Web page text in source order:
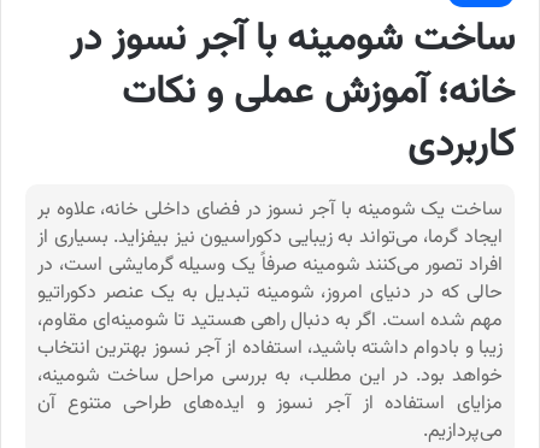
ساخت شومینه با آجر نسوز در
خانه؛ آموزش عملی و نکات
کاربردی
ساخت یک شومینه با آجر نسوز در فضای داخلی خانه، علاوه بر
ایجاد گرما، می‌تواند به زیبایی دکوراسیون نیز بیفزاید. بسیاری از
افراد تصور می‌کنند شومینه صرفاً یک وسیله گرمایشی است، در
حالی که در دنیای امروز، شومینه تبدیل به یک عنصر دکوراتیو
مهم شده است. اگر به دنبال راهی هستید تا شومینه‌ای مقاوم،
زیبا و بادوام داشته باشید، استفاده از آجر نسوز بهترین انتخاب
خواهد بود. در این مطلب، به بررسی مراحل ساخت شومینه،
مزایای استفاده از آجر نسوز و ایده‌های طراحی متنوع آن
می‌پردازیم.